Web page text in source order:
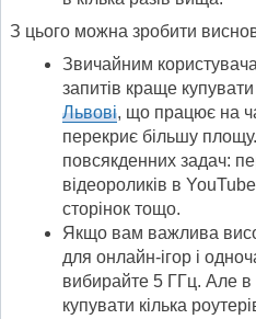
З цього можна зробити
Звичайним
запитів краще
Львові, що працює на
перекриє більшу
повсякденних задач:
відеороликів в
сторінок тощо.
Якщо вам важлива
для онлайн-ігор і
вибирайте 5 ГГц. Але в
купувати кілька